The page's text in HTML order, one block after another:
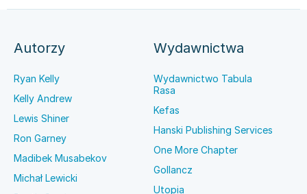
Autorzy
Ryan Kelly
Kelly Andrew
Lewis Shiner
Ron Garney
Madibek Musabekov
Michał Lewicki
Wydawnictwa
Wydawnictwo Tabula
Rasa
Kefas
Hanski Publishing Services
One More Chapter
Gollancz
Utopia